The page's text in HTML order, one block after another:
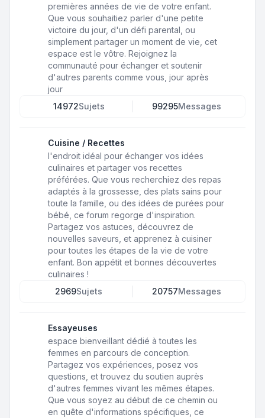
premières années de vie de votre enfant.
Que vous souhaitiez parler d'une petite
victoire du jour, d'un défi parental, ou
simplement partager un moment de vie, cet
espace est le vôtre. Rejoignez la
communauté pour échanger et soutenir
d'autres parents comme vous, jour après
jour
14972Sujets 99295Messages
Cuisine / Recettes
l'endroit idéal pour échanger vos idées
culinaires et partager vos recettes
préférées. Que vous recherchiez des repas
adaptés à la grossesse, des plats sains pour
toute la famille, ou des idées de purées pour
bébé, ce forum regorge d'inspiration.
Partagez vos astuces, découvrez de
nouvelles saveurs, et apprenez à cuisiner
pour toutes les étapes de la vie de votre
enfant. Bon appétit et bonnes découvertes
culinaires !
2969Sujets 20757Messages
Essayeuses
espace bienveillant dédié à toutes les
femmes en parcours de conception.
Partagez vos expériences, posez vos
questions, et trouvez du soutien auprès
d'autres femmes vivant les mêmes étapes.
Que vous soyez au début de ce chemin ou
en quête d'informations spécifiques, ce